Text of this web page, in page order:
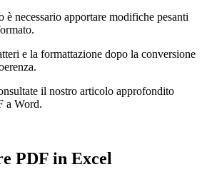
è necessario apportare modifiche pesanti
e la formattazione dopo la conversione
il nostro articolo approfondito
a Word.
PDF in Excel